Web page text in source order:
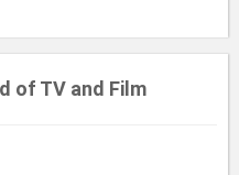
of TV and Film